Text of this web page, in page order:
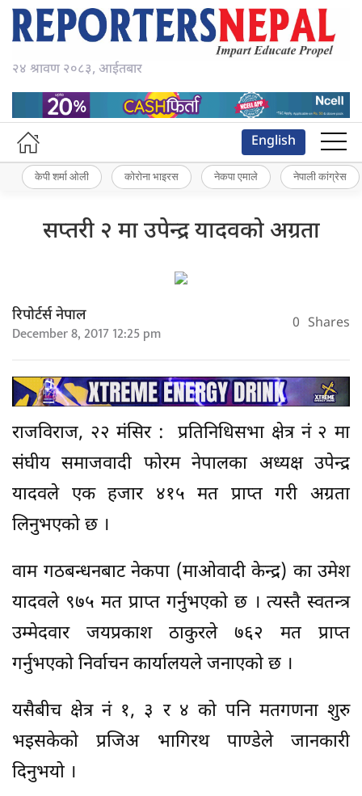
२४ श्रावण २०८३, आईतबार
English
केपी शर्मा ओली कोरोना भाइरस नेकपा एमाले नेपाली कांग्रेस
सप्तरी २ मा उपेन्द्र यादवको अग्रता
रिपोर्टर्स नेपाल
December 8, 2017 12:25 pm 0 Shares
राजविराज, २२ मंसिर : प्रतिनिधिसभा क्षेत्र नं २ मा
संघीय समाजवादी फोरम नेपालका अध्यक्ष उपेन्द्र
यादवले एक हजार ४१५ मत प्राप्त गरी अग्रता
लिनुभएको छ ।
वाम गठबन्धनबाट नेकपा (माओवादी केन्द्र) का उमेश
यादवले ९७५ मत प्राप्त गर्नुभएको छ । त्यस्तै स्वतन्त्र
उम्मेदवार जयप्रकाश ठाकुरले ७६२ मत प्राप्त
गर्नुभएको निर्वाचन कार्यालयले जनाएको छ ।
यसैबीच क्षेत्र नं १, ३ र ४ को पनि मतगणना शुरु
भइसकेको प्रजिअ भागिरथ पाण्डेले जानकारी
दिनुभयो ।